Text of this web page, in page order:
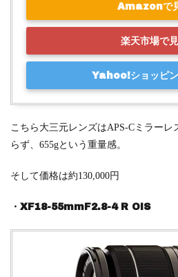
Amazonで
楽天市場で
Yahoo!ショッピン
こちら大三元レンズはAPS-Cミラー
らず、655gという重量感。
そして価格は約130,000円
・XF18-55mmF2.8-4 R OIS